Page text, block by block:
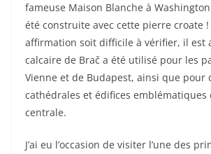
fameuse Maison Blanche à
été construite avec cette pierre croate
affirmation soit difficile à vérifier, il est
calcaire de Brač a été utilisé pour les
Vienne et de Budapest, ainsi que pour
cathédrales et édifices emblématiques
centrale.
J’ai eu l’occasion de visiter l’une des